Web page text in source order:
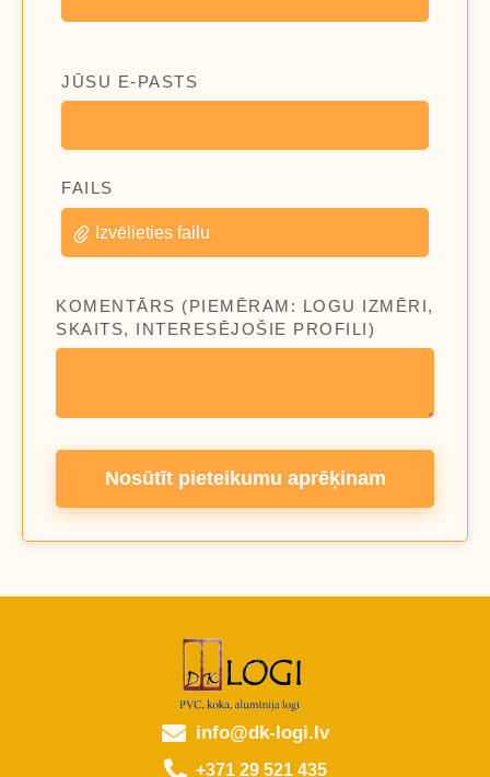
JŪSU E-PASTS
FAILS
Izvēlieties failu
KOMENTĀRS (PIEMĒRAM: LOGU IZMĒRI,
SKAITS, INTERESĒJOŠIE PROFILI)
Nosūtīt pieteikumu aprēķinam
info@dk-logi.lv
+371 29 521 435